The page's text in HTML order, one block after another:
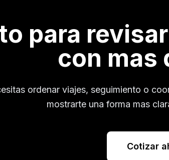
para
con mas
ordenar viajes, seguimiento o
mostrarte una forma mas
Cotizar